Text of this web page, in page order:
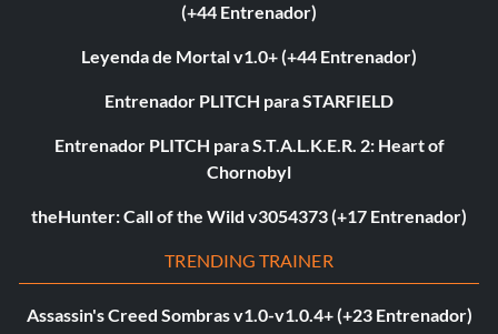
(+44 Entrenador)
Leyenda de Mortal v1.0+ (+44 Entrenador)
Entrenador PLITCH para STARFIELD
Entrenador PLITCH para S.T.A.L.K.E.R. 2: Heart of
Chornobyl
theHunter: Call of the Wild v3054373 (+17 Entrenador)
TRENDING TRAINER
Assassin's Creed Sombras v1.0-v1.0.4+ (+23 Entrenador)